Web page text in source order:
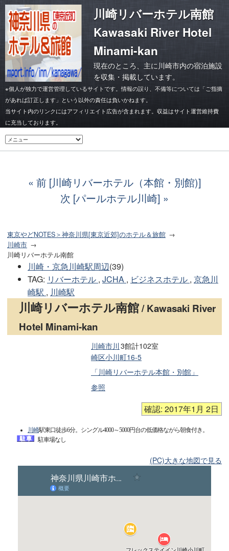
川崎リバーホテル南館
Kawasaki River Hotel
Minami-kan
現在のところ、主に川崎市内の宿泊施設
を収集・掲載しています。
※個人が独力で運営管理しているサイトです。情報の誤り、不備等については「ご指摘
があれば訂正します」という以外の責任は負いかねます。
当サイト内のリンクにはアフィリエイト広告が含まれます。収益はサイト運営維持費
に充当しております。
前 [川崎リバーホテル（本館・別館)]
次 [パールホテル川崎]
東京やどNOTES＞神奈川県[東京近郊]のホテル＆旅館
川崎市
川崎リバーホテル南館
川崎・京急川崎駅周辺(39)
TAG: リバーホテル , JCHA , ビジネスホテル , 京急川
崎駅 , 川崎駅
川崎リバーホテル南館/ Kawasaki River
Hotel Minami-kan
3館計102室
川崎市川
崎区小川町16-5
「川崎リバーホテル本館・別館」
参照
確認: 2017年1月 2日
川崎駅東口徒歩6分。シングル4000～5000円台の低価格ながら朝食付き。
駐車場なし
(PC)大きな地図で見る